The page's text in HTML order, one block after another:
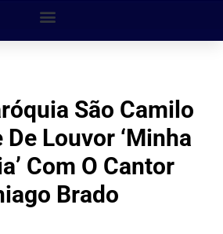
São Camilo
De Louvor ‘minha
Com O Cantor
Brado